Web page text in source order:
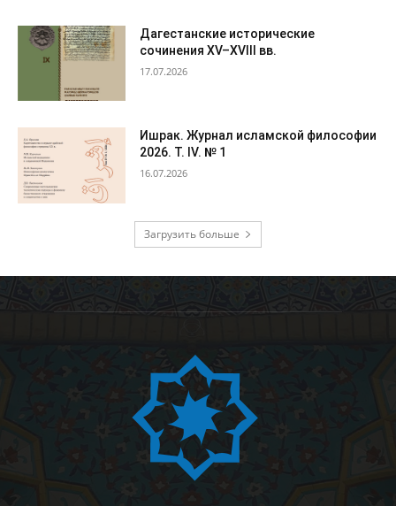
Дагестанские исторические
сочинения XV–XVIII вв.
17.07.2026
Ишрак. Журнал исламской философии
2026. Т. IV. № 1
16.07.2026
Загрузить больше